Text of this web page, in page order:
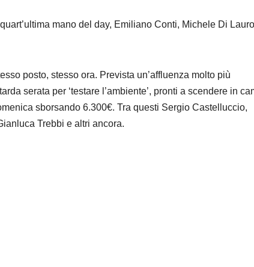
mano del day, Emiliano Conti, Michele Di
posto, stesso ora. Prevista un’affluenza molto più
serata per ‘testare l’ambiente’, pronti a scendere in
sborsando 6.300€. Tra questi Sergio Castelluccio,
Trebbi e altri ancora.